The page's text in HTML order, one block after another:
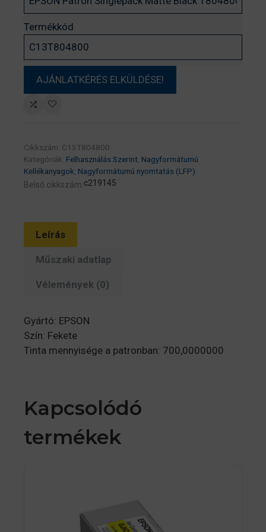
Termékkód
Cikkszám: C13T804800
Kategóriák: Felhasználás Szerint, Nagyformátumú
Kellékanyagok, Nagyformátumú nyomtatás (LFP)
Belső cikkszám:c219145
Leírás
Műszaki adatlap
Vélemények (0)
Gyártó: EPSON
Szín: Fekete
Tinta mennyisége a patronban: 700,0000000
Kapcsolódó
termékek